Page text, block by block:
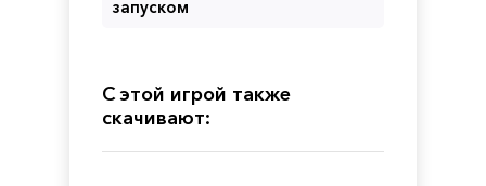
запуском
С этой игрой также
скачивают: